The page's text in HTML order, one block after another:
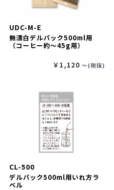
UDC-M-E
無漂白デルパック500ml用
（コーヒー約～45g用）
￥1,120 〜(税抜)
CL-500
デルパック500ml用いれ方ラ
ベル